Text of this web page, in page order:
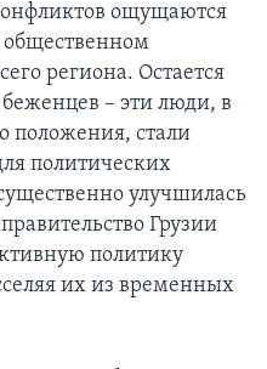
ощущаются
региона. Остается
– эти люди, в
положения, стали
политических
улучшилась
Грузии
политику
их из временных